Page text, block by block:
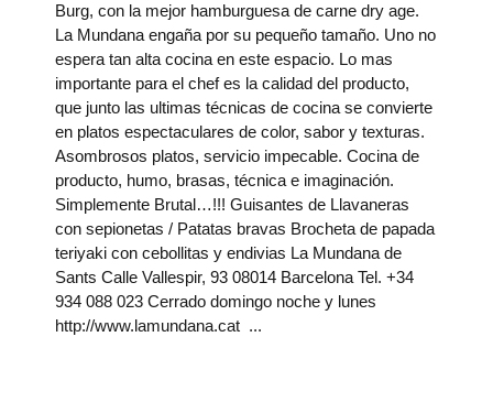
Burg, con la mejor hamburguesa de carne dry age.
La Mundana engaña por su pequeño tamaño. Uno no
espera tan alta cocina en este espacio. Lo mas
importante para el chef es la calidad del producto,
que junto las ultimas técnicas de cocina se convierte
en platos espectaculares de color, sabor y texturas.
Asombrosos platos, servicio impecable. Cocina de
producto, humo, brasas, técnica e imaginación.
Simplemente Brutal…!!! Guisantes de Llavaneras
con sepionetas / Patatas bravas Brocheta de papada
teriyaki con cebollitas y endivias La Mundana de
Sants Calle Vallespir, 93 08014 Barcelona Tel. +34
934 088 023 Cerrado domingo noche y lunes
http://www.lamundana.cat